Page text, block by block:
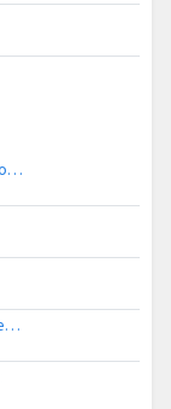
Lifeliner 2 naar Rotterdam The Hague Airport, Insteek
Politiehelikopter naar Vliegveld Midden-Zeeland